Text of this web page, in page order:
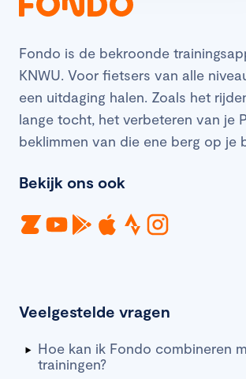
Fondo is de bekroonde
KNWU. Voor fietsers van alle
een uitdaging halen. Zoals het
lange tocht, het verbeteren van je
beklimmen van die ene berg op je
Bekijk ons ook
Veelgestelde vragen
Hoe kan ik Fondo combineren
trainingen?